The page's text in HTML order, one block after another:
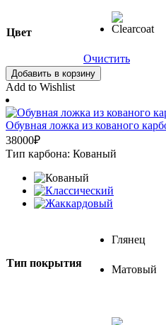
Цвет
Очистить
Добавить в корзину
Add to Wishlist
Обувная ложка из кованого
38000₽
Тип карбона: Кованый
Тип покрытия
Глянец
Матовый